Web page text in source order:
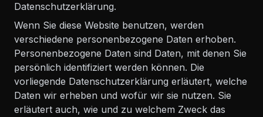
Datenschutzerklärung.
Wenn Sie diese Website benutzen, werden
verschiedene personenbezogene Daten erhoben.
Personenbezogene Daten sind Daten, mit denen Sie
persönlich identifiziert werden können. Die
vorliegende Datenschutzerklärung erläutert, welche
Daten wir erheben und wofür wir sie nutzen. Sie
erläutert auch, wie und zu welchem Zweck das